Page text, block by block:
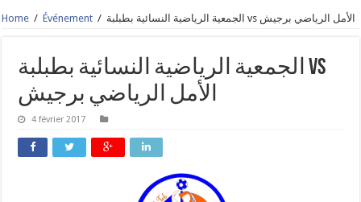
Home / Événement / الجمعية الرياضية النسائية بطبلبة vs الأمل الرياضي برجيش
الجمعية الرياضية النسائية بطبلبة vs
الأمل الرياضي برجيش
4 février 2017